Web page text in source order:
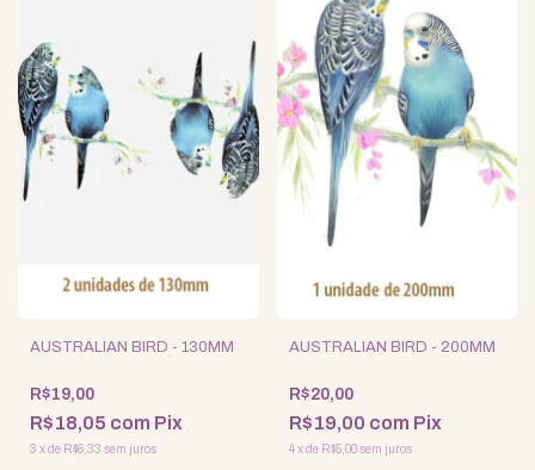
AUSTRALIAN BIRD - 130MM
R$19,00
R$18,05 com Pix
3 xde R$6,33 sem juros
AUSTRALIAN BIRD - 200MM
R$20,00
R$19,00 com Pix
4 xde R$5,00 sem juros